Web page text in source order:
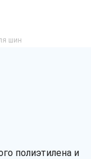
шин
полиэтилена и